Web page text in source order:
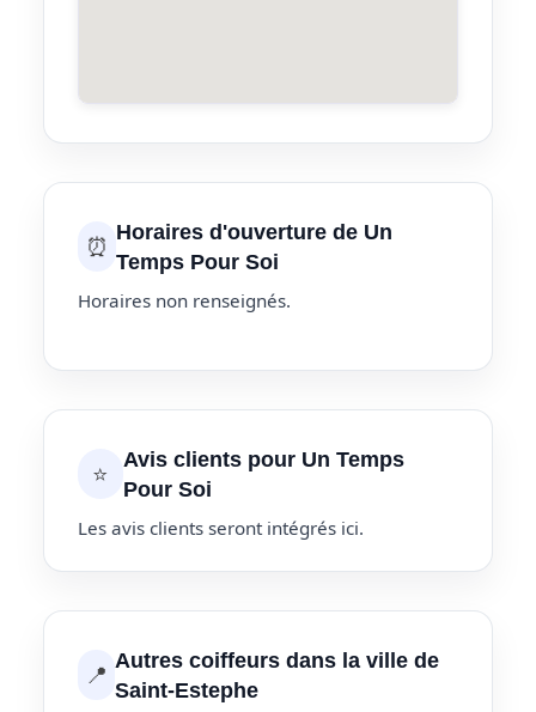
⏰ Horaires d'ouverture de Un
Temps Pour Soi
Horaires non renseignés.
⭐
Avis clients pour Un Temps
Pour Soi
Les avis clients seront intégrés ici.
📍 Autres coiffeurs dans la ville de
Saint-Estephe